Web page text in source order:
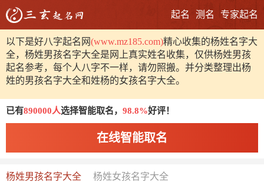
起名 测名 专家起名
以下是好八字起名网(www.mz185.com)精心收集的杨姓名字大
全，杨姓男孩名字大全是网上真实姓名收集，仅供杨姓男孩
起名参考，每个人八字不一样，请勿照搬。并分类整理出杨
姓的男孩名字大全和姓杨的女孩名字大全。
已有890000人选择智能取名， 98.8%好评！
在线智能取名
杨姓男孩名字大全 杨姓女孩名字大全